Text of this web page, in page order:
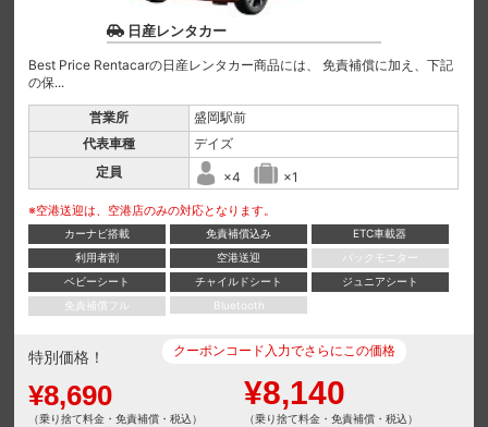
日産レンタカー
Best Price Rentacarの日産レンタカー商品には、 免責補償に加え、下記
の保...
営業所
盛岡駅前
代表車種
デイズ
定員
×4 ×1
※空港送迎は、空港店のみの対応となります。
カーナビ搭載 免責補償込み
ETC車載器
利用者割
空港送迎
バックモニター
ベビーシート
チャイルドシート
ジュニアシート
免責補償フル
Bluetooth
特別価格！
¥8,690
（乗り捨て料金・免責補償・税込）
クーポンコード入力でさらにこの価格
¥8,140
（乗り捨て料金・免責補償・税込）